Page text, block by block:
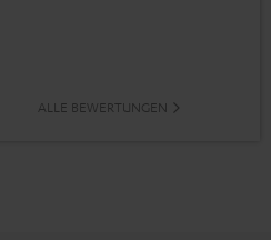
ALLE BEWERTUNGEN